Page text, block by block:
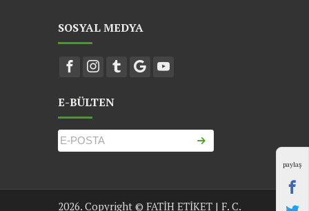
paylaş
SOSYAL MEDYA
E-BÜLTEN
2026. Copyright © FATİH ETİKET | F. C.